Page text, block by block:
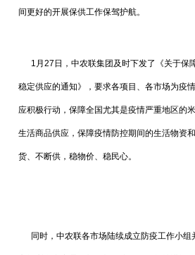
间更好的开展保供工作保驾护航。
1月27日，中农联集团及时下发了《关于保
稳定供应的通知》，要求各项目、各市场为疫
应积极行动，保障全国尤其是疫情严重地区的
生活商品供应，保障疫情防控期间的生活物资
货、不断供，稳物价、稳民心。
同时，中农联各市场陆续成立防疫工作小组